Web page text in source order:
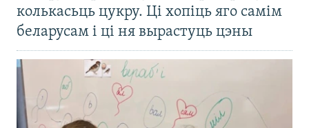
колькасьць цукру. Ці хопіць яго самім
беларусам і ці ня вырастуць цэны